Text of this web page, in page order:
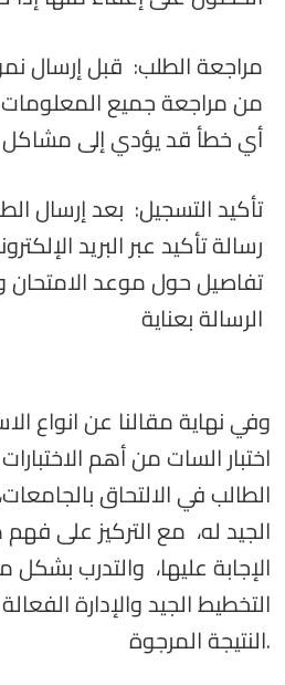
مراجعة الطلب: قبل إرسال
من مراجعة جميع المعلومات
أي خطأ قد يؤدي إلى مشاكل
تأكيد التسجيل: بعد إرسال
رسالة تأكيد عبر البريد
تفاصيل حول موعد
الرسالة بعناية
وفي نهاية مقالنا عن انواع
اختبار السات من أهم
الطالب في الالتحاق
الجيد له، مع التركيز على
الإجابة عليها، والتدرب
التخطيط الجيد والإدارة
النتيجة المرجوة.